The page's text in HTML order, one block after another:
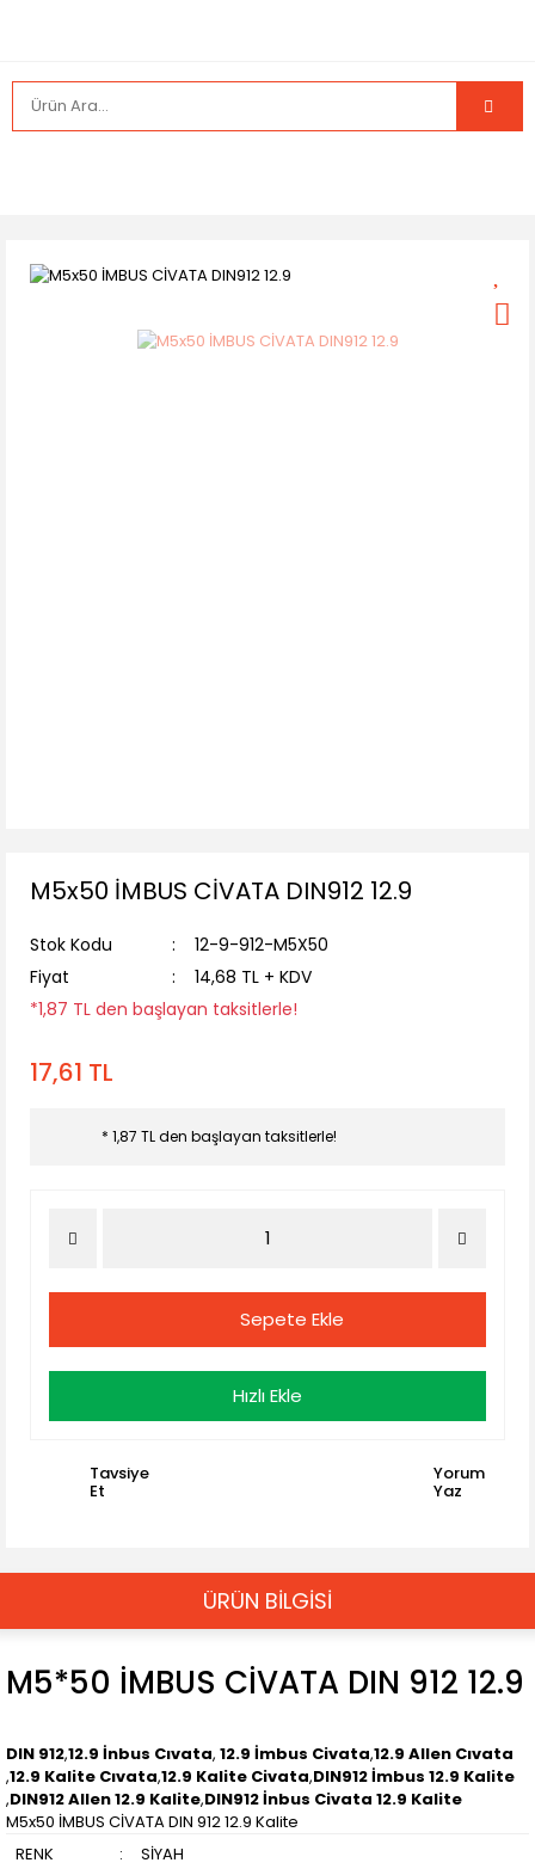
M5x50 İMBUS CİVATA DIN912 12.9
Stok Kodu
12-9-912-M5X50
Fiyat
14,68 TL + KDV
*1,87 TL den başlayan taksitlerle!
17,61 TL
* 1,87 TL den başlayan taksitlerle!
Sepete Ekle
Hızlı Ekle
Tavsiye
Et
Yorum
Yaz
ÜRÜN BİLGİSİ
M5*50 İMBUS CİVATA DIN 912 12.9
DIN 912,12.9 İnbus Cıvata, 12.9 İmbus Civata,12.9 Allen Cıvata
,12.9 Kalite Cıvata,12.9 Kalite Civata,DIN912 İmbus 12.9 Kalite
,DIN912 Allen 12.9 Kalite,DIN912 İnbus Civata 12.9 Kalite
M5x50 İMBUS CİVATA DIN 912 12.9 Kalite
RENK
:
SİYAH